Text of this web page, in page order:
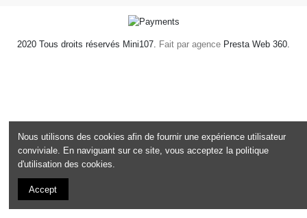
2020 Tous droits réservés Mini107. Fait par agence Presta Web 360.
Nous utilisons des cookies afin de fournir une expérience utilisateur
conviviale. En naviguant sur ce site, vous acceptez la politique
d'utilisation des cookies.
Accept